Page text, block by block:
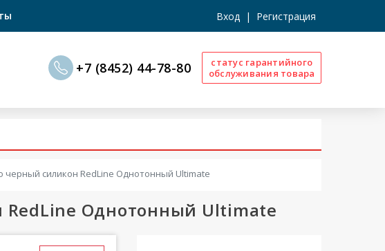
Вход | Регистрация
+7 (8452) 44-78-80
статус гарантийного
обслуживания товара
черный силикон RedLine Однотонный Ultimate
RedLine Однотонный Ultimate